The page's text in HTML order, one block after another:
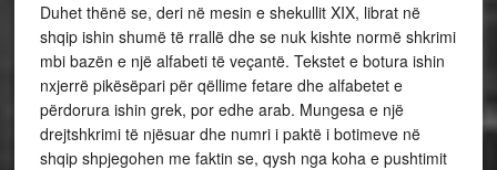
Duhet thënë se, deri në mesin e shekullit XIX, librat në
shqip ishin shumë të rrallë dhe se nuk kishte normë shkrimi
mbi bazën e një alfabeti të veçantë. Tekstet e botura ishin
nxjerrë pikësëpari për qëllime fetare dhe alfabetet e
përdorura ishin grek, por edhe arab. Mungesa e një
drejtshkrimi të njësuar dhe numri i paktë i botimeve në
shqip shpjegohen me faktin se, qysh nga koha e pushtimit